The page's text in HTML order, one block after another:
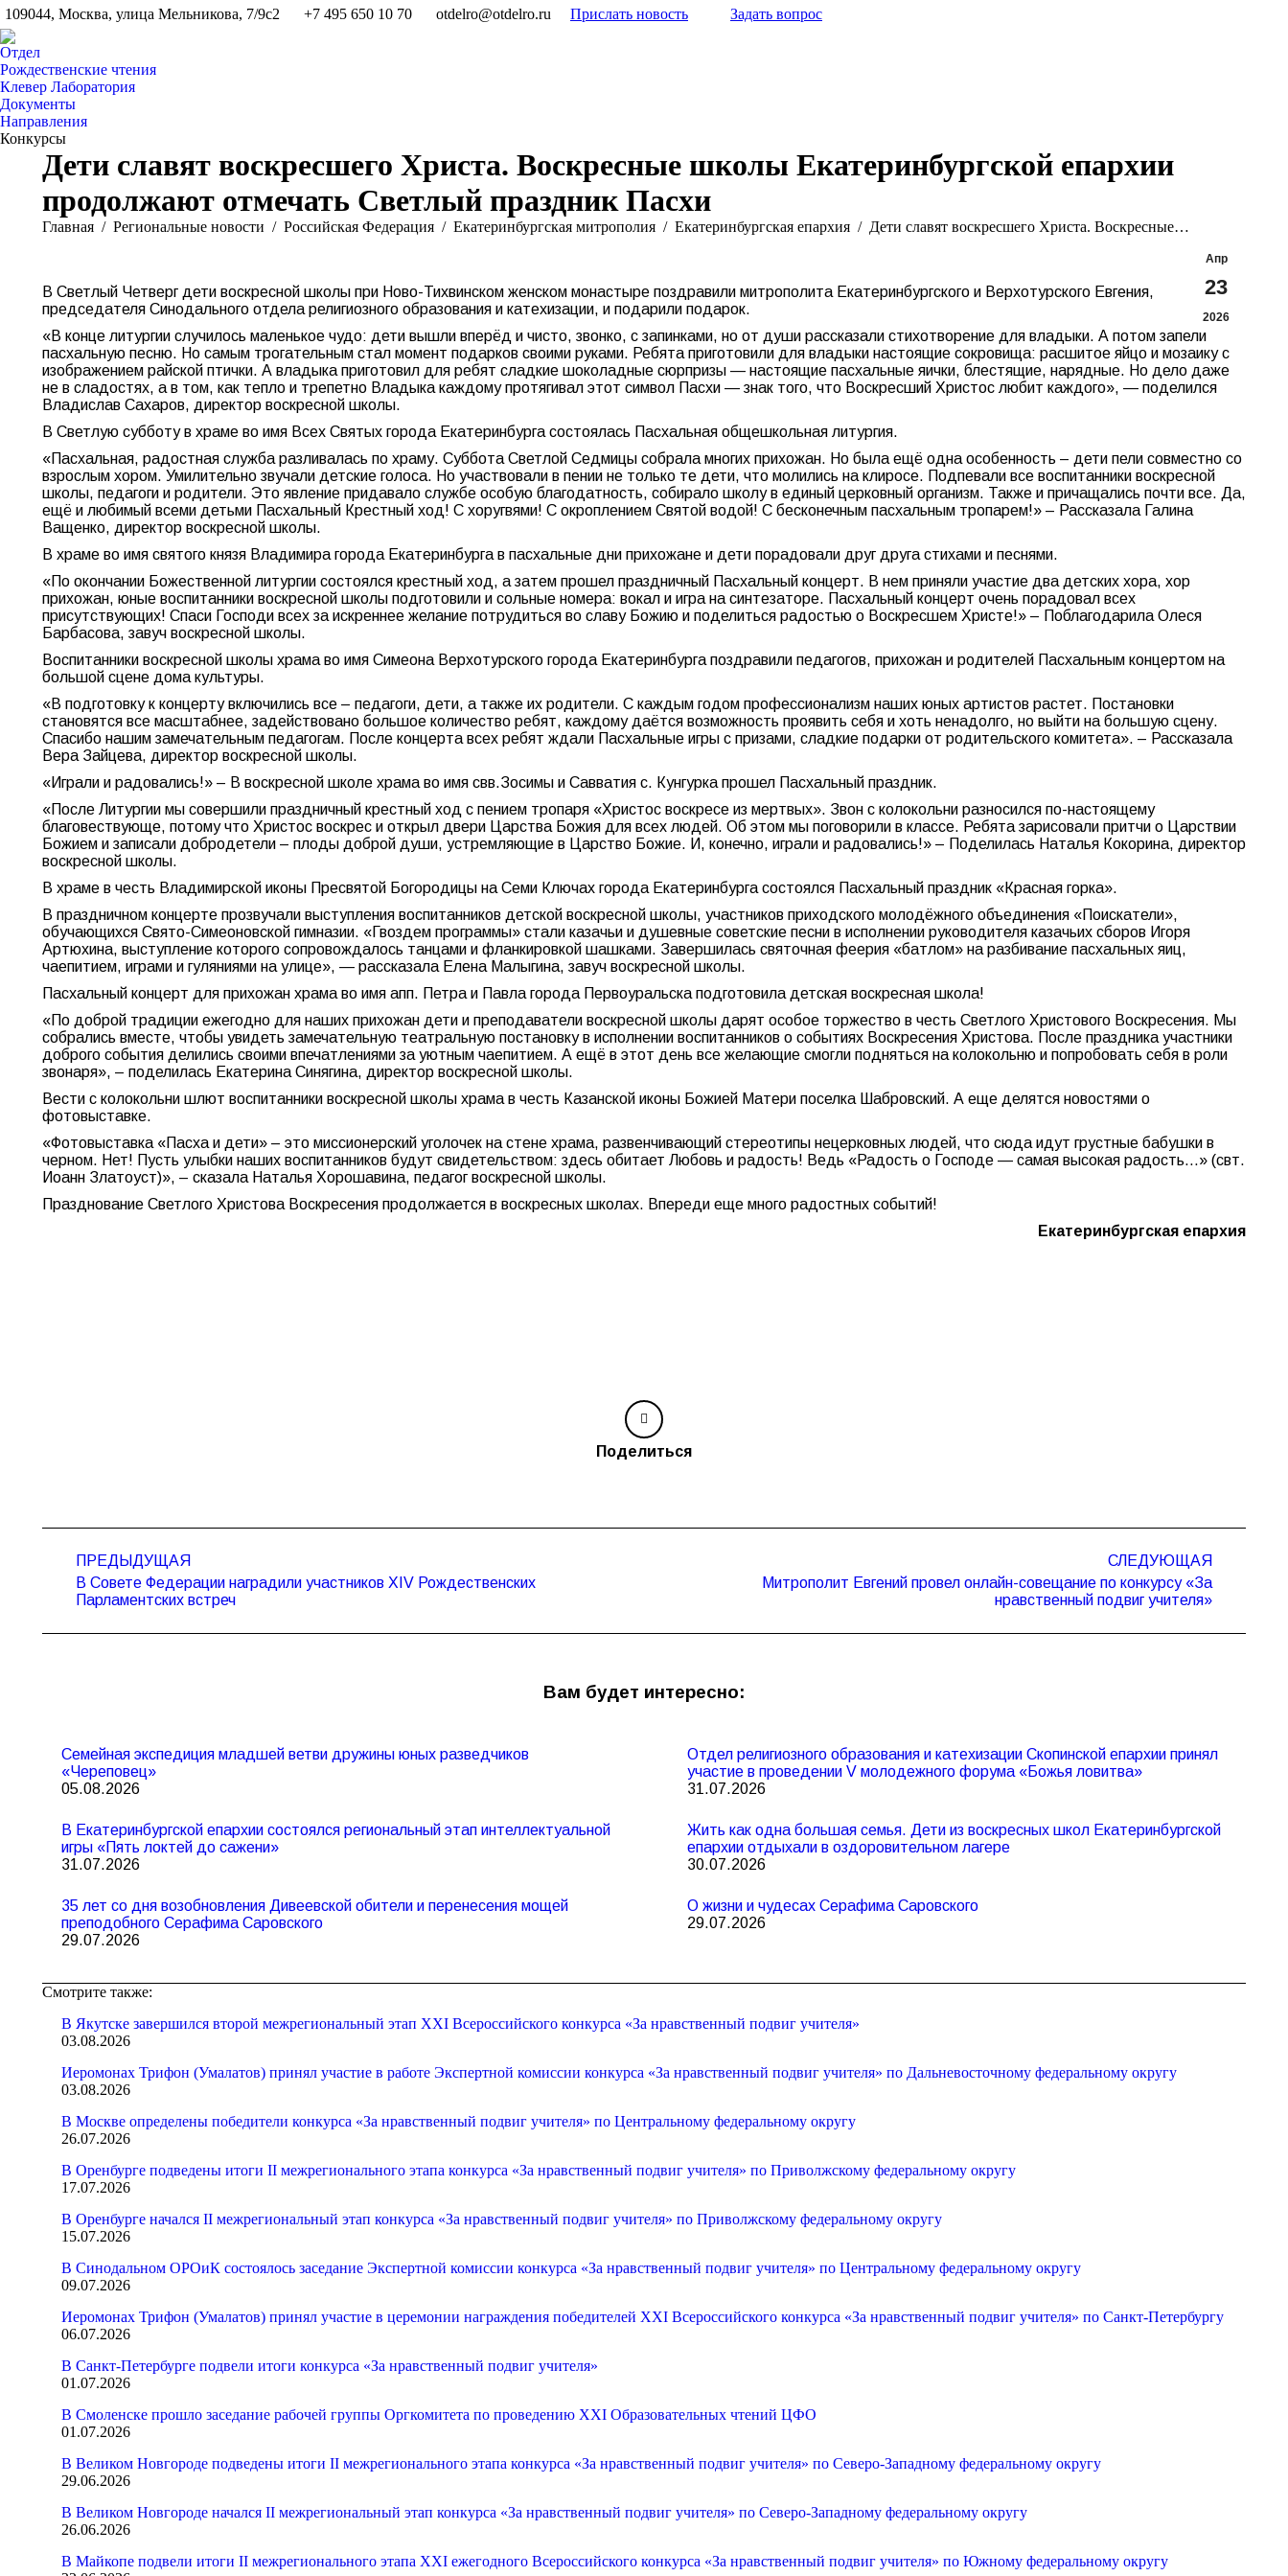
109044, Москва, улица Мельникова, 7/9с2 +7 495 650 10 70 otdelro@otdelro.ru Прислать новость Задать вопрос
Отдел
Рождественские чтения
Клевер Лаборатория
Документы
Направления
Конкурсы
Дети славят воскресшего Христа. Воскресные школы Екатеринбургской епархии
продолжают отмечать Светлый праздник Пасхи
Вы здесь:
Главная Pегиональные новости Российская Федерация Екатеринбургская митрополия Екатеринбургская епархия Дети славят воскресшего Христа. Воскресные…
Апр
23
2026
В Светлый Четверг дети воскресной школы при Ново-Тихвинском женском монастыре поздравили митрополита Екатеринбургского и Верхотурского Евгения,
председателя Синодального отдела религиозного образования и катехизации, и подарили подарок.
«В конце литургии случилось маленькое чудо: дети вышли вперёд и чисто, звонко, с запинками, но от души рассказали стихотворение для владыки. А потом запели
пасхальную песню. Но самым трогательным стал момент подарков своими руками. Ребята приготовили для владыки настоящие сокровища: расшитое яйцо и мозаику с
изображением райской птички. А владыка приготовил для ребят сладкие шоколадные сюрпризы — настоящие пасхальные яички, блестящие, нарядные. Но дело даже
не в сладостях, а в том, как тепло и трепетно Владыка каждому протягивал этот символ Пасхи — знак того, что Воскресший Христос любит каждого», — поделился
Владислав Сахаров, директор воскресной школы.
В Светлую субботу в храме во имя Всех Святых города Екатеринбурга состоялась Пасхальная общешкольная литургия.
«Пасхальная, радостная служба разливалась по храму. Суббота Светлой Седмицы собрала многих прихожан. Но была ещё одна особенность – дети пели совместно со
взрослым хором. Умилительно звучали детские голоса. Но участвовали в пении не только те дети, что молились на клиросе. Подпевали все воспитанники воскресной
школы, педагоги и родители. Это явление придавало службе особую благодатность, собирало школу в единый церковный организм. Также и причащались почти все. Да,
ещё и любимый всеми детьми Пасхальный Крестный ход! С хоругвями! С окроплением Святой водой! С бесконечным пасхальным тропарем!» – Рассказала Галина
Ващенко, директор воскресной школы.
В храме во имя святого князя Владимира города Екатеринбурга в пасхальные дни прихожане и дети порадовали друг друга стихами и песнями.
«По окончании Божественной литургии состоялся крестный ход, а затем прошел праздничный Пасхальный концерт. В нем приняли участие два детских хора, хор
прихожан, юные воспитанники воскресной школы подготовили и сольные номера: вокал и игра на синтезаторе. Пасхальный концерт очень порадовал всех
присутствующих! Спаси Господи всех за искреннее желание потрудиться во славу Божию и поделиться радостью о Воскресшем Христе!» – Поблагодарила Олеся
Барбасова, завуч воскресной школы.
Воспитанники воскресной школы храма во имя Симеона Верхотурского города Екатеринбурга поздравили педагогов, прихожан и родителей Пасхальным концертом на
большой сцене дома культуры.
«В подготовку к концерту включились все – педагоги, дети, а также их родители. С каждым годом профессионализм наших юных артистов растет. Постановки
становятся все масштабнее, задействовано большое количество ребят, каждому даётся возможность проявить себя и хоть ненадолго, но выйти на большую сцену.
Спасибо нашим замечательным педагогам. После концерта всех ребят ждали Пасхальные игры с призами, сладкие подарки от родительского комитета». – Рассказала
Вера Зайцева, директор воскресной школы.
«Играли и радовались!» – В воскресной школе храма во имя свв.Зосимы и Савватия с. Кунгурка прошел Пасхальный праздник.
«После Литургии мы совершили праздничный крестный ход с пением тропаря «Христос воскресе из мертвых». Звон с колокольни разносился по-настоящему
благовествующе, потому что Христос воскрес и открыл двери Царства Божия для всех людей. Об этом мы поговорили в классе. Ребята зарисовали притчи о Царствии
Божием и записали добродетели – плоды доброй души, устремляющие в Царство Божие. И, конечно, играли и радовались!» – Поделилась Наталья Кокорина, директор
воскресной школы.
В храме в честь Владимирской иконы Пресвятой Богородицы на Семи Ключах города Екатеринбурга состоялся Пасхальный праздник «Красная горка».
В праздничном концерте прозвучали выступления воспитанников детской воскресной школы, участников приходского молодёжного объединения «Поискатели»,
обучающихся Свято-Симеоновской гимназии. «Гвоздем программы» стали казачьи и душевные советские песни в исполнении руководителя казачьих сборов Игоря
Артюхина, выступление которого сопровождалось танцами и фланкировкой шашками. Завершилась святочная феерия «батлом» на разбивание пасхальных яиц,
чаепитием, играми и гуляниями на улице», — рассказала Елена Малыгина, завуч воскресной школы.
Пасхальный концерт для прихожан храма во имя апп. Петра и Павла города Первоуральска подготовила детская воскресная школа!
«По доброй традиции ежегодно для наших прихожан дети и преподаватели воскресной школы дарят особое торжество в честь Светлого Христового Воскресения. Мы
собрались вместе, чтобы увидеть замечательную театральную постановку в исполнении воспитанников о событиях Воскресения Христова. После праздника участники
доброго события делились своими впечатлениями за уютным чаепитием. А ещё в этот день все желающие смогли подняться на колокольню и попробовать себя в роли
звонаря», – поделилась Екатерина Синягина, директор воскресной школы.
Вести с колокольни шлют воспитанники воскресной школы храма в честь Казанской иконы Божией Матери поселка Шабровский. А еще делятся новостями о
фотовыставке.
«Фотовыставка «Пасха и дети» – это миссионерский уголочек на стене храма, развенчивающий стереотипы нецерковных людей, что сюда идут грустные бабушки в
черном. Нет! Пусть улыбки наших воспитанников будут свидетельством: здесь обитает Любовь и радость! Ведь «Радость о Господе — самая высокая радость…» (свт.
Иоанн Златоуст)», – сказала Наталья Хорошавина, педагог воскресной школы.
Празднование Светлого Христова Воскресения продолжается в воскресных школах. Впереди еще много радостных событий!
Екатеринбургская епархия
Поделиться
записям
ПРЕДЫДУЩАЯ
Предыдущая
запись:
В Совете Федерации наградили участников XIV Рождественских
Парламентских встреч
СЛЕДУЮЩАЯ
Митрополит Евгений провел онлайн-совещание по конкурсу «За
нравственный подвиг учителя»
Вам будет интересно:
Семейная экспедиция младшей ветви дружины юных разведчиков
«Череповец»
05.08.2026
Отдел религиозного образования и катехизации Скопинской епархии принял
участие в проведении V молодежного форума «Божья ловитва»
31.07.2026
В Екатеринбургской епархии состоялся региональный этап интеллектуальной
игры «Пять локтей до сажени»
31.07.2026
Жить как одна большая семья. Дети из воскресных школ Екатеринбургской
епархии отдыхали в оздоровительном лагере
30.07.2026
35 лет со дня возобновления Дивеевской обители и перенесения мощей
преподобного Серафима Саровского
29.07.2026
О жизни и чудесах Серафима Саровского
29.07.2026
Смотрите также:
В Якутске завершился второй межрегиональный этап XXI Всероссийского конкурса «За нравственный подвиг учителя»
03.08.2026
Иеромонах Трифон (Умалатов) принял участие в работе Экспертной комиссии конкурса «За нравственный подвиг учителя» по Дальневосточному федеральному округу
03.08.2026
В Москве определены победители конкурса «За нравственный подвиг учителя» по Центральному федеральному округу
26.07.2026
В Оренбурге подведены итоги II межрегионального этапа конкурса «За нравственный подвиг учителя» по Приволжскому федеральному округу
17.07.2026
В Оренбурге начался II межрегиональный этап конкурса «За нравственный подвиг учителя» по Приволжскому федеральному округу
15.07.2026
В Синодальном ОРОиК состоялось заседание Экспертной комиссии конкурса «За нравственный подвиг учителя» по Центральному федеральному округу
09.07.2026
Иеромонах Трифон (Умалатов) принял участие в церемонии награждения победителей XXI Всероссийского конкурса «За нравственный подвиг учителя» по Санкт-Петербургу
06.07.2026
В Санкт-Петербурге подвели итоги конкурса «За нравственный подвиг учителя»
01.07.2026
В Смоленске прошло заседание рабочей группы Оргкомитета по проведению XXI Образовательных чтений ЦФО
01.07.2026
В Великом Новгороде подведены итоги II межрегионального этапа конкурса «За нравственный подвиг учителя» по Северо-Западному федеральному округу
29.06.2026
В Великом Новгороде начался II межрегиональный этап конкурса «За нравственный подвиг учителя» по Северо-Западному федеральному округу
26.06.2026
В Майкопе подвели итоги II межрегионального этапа XXI ежегодного Всероссийского конкурса «За нравственный подвиг учителя» по Южному федеральному округу